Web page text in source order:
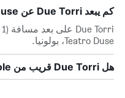
كم يبعد Due Torri عن Teatro Duse؟
Teatro Duse، بولونيا.
هل Due Torri قريب من Teatro Arena del Sole؟